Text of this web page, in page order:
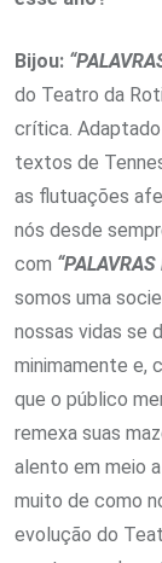
Bijou:
do Teatro da
crítica.
textos de
as flutuações
nós desde
com “PALAVRAS
somos uma
nossas vidas se
minimamente e,
que o público
remexa suas
alento em meio
muito de como
evolução do